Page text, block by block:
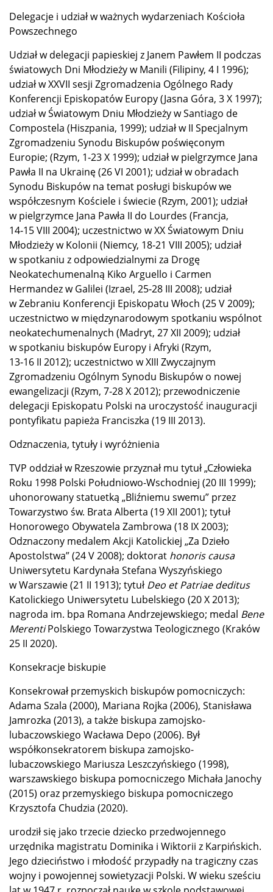
Delegacje i udział w ważnych wydarzeniach Kościoła
Powszechnego
Udział w delegacji papieskiej z Janem Pawłem II podczas
światowych Dni Młodzieży w Manili (Filipiny, 4 I 1996);
udział w XXVII sesji Zgromadzenia Ogólnego Rady
Konferencji Episkopatów Europy (Jasna Góra, 3 X 1997);
udział w Światowym Dniu Młodzieży w Santiago de
Compostela (Hiszpania, 1999); udział w II Specjalnym
Zgromadzeniu Synodu Biskupów poświęconym
Europie; (Rzym, 1‑23 X 1999); udział w pielgrzymce Jana
Pawła II na Ukrainę (26 VI 2001); udział w obradach
Synodu Biskupów na temat posługi biskupów we
współczesnym Kościele i świecie (Rzym, 2001); udział
w pielgrzymce Jana Pawła II do Lourdes (Francja,
14‑15 VIII 2004); uczestnictwo w XX Światowym Dniu
Młodzieży w Kolonii (Niemcy, 18‑21 VIII 2005); udział
w spotkaniu z odpowiedzialnymi za Drogę
Neokatechumenalną Kiko Arguello i Carmen
Hermandez w Galilei (Izrael, 25‑28 III 2008); udział
w Zebraniu Konferencji Episkopatu Włoch (25 V 2009);
uczestnictwo w międzynarodowym spotkaniu wspólnot
neokatechumenalnych (Madryt, 27 XII 2009); udział
w spotkaniu biskupów Europy i Afryki (Rzym,
13‑16 II 2012); uczestnictwo w XIII Zwyczajnym
Zgromadzeniu Ogólnym Synodu Biskupów o nowej
ewangelizacji (Rzym, 7‑28 X 2012); przewodniczenie
delegacji Episkopatu Polski na uroczystość inauguracji
pontyfikatu papieża Franciszka (19 III 2013).
Odznaczenia, tytuły i wyróżnienia
TVP oddział w Rzeszowie przyznał mu tytuł „Człowieka
Roku 1998 Polski Południowo-Wschodniej (20 III 1999);
uhonorowany statuetką „Bliźniemu swemu” przez
Towarzystwo św. Brata Alberta (19 XII 2001); tytuł
Honorowego Obywatela Zambrowa (18 IX 2003);
Odznaczony medalem Akcji Katolickiej „Za Dzieło
Apostolstwa” (24 V 2008); doktorat honoris causa
Uniwersytetu Kardynała Stefana Wyszyńskiego
w Warszawie (21 II 1913); tytuł Deo et Patriae deditus
Katolickiego Uniwersytetu Lubelskiego (20 X 2013);
nagroda im. bpa Romana Andrzejewskiego; medal Bene
MerentiPolskiego Towarzystwa Teologicznego (Kraków
25 II 2020).
Konsekracje biskupie
Konsekrował przemyskich biskupów pomocniczych:
Adama Szala (2000), Mariana Rojka (2006), Stanisława
Jamrozka (2013), a także biskupa zamojsko-
lubaczowskiego Wacława Depo (2006). Był
współkonsekratorem biskupa zamojsko-
lubaczowskiego Mariusza Leszczyńskiego (1998),
warszawskiego biskupa pomocniczego Michała Janochy
(2015) oraz przemyskiego biskupa pomocniczego
Krzysztofa Chudzia (2020).
urodził się jako trzecie dziecko przedwojennego
urzędnika magistratu Dominika i Wiktorii z Karpińskich.
Jego dzieciństwo i młodość przypadły na tragiczny czas
wojny i powojennej sowietyzacji Polski. W wieku sześciu